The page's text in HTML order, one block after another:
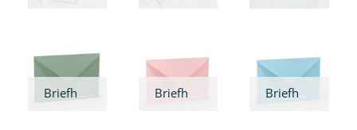
Briefhülle Eukalyptus Briefhülle Rosé Briefhülle Aqua